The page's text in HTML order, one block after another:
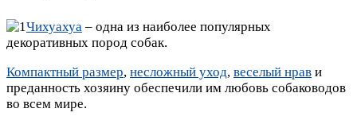
Чихуахуа – одна из наиболее популярных
декоративных пород собак.
Компактный размер, несложный уход, веселый нрав и
преданность хозяину обеспечили им любовь собаководов
во всем мире.